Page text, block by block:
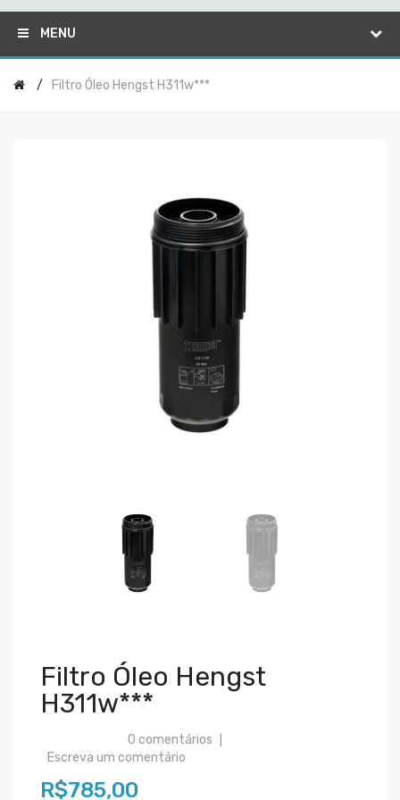
MENU
Filtro Óleo Hengst H311w***
Filtro Óleo Hengst
H311w***
0 comentários
Escreva um comentário
R$785,00